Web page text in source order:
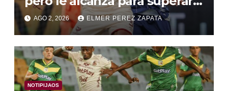
Alianza Valledupar 2 A 1
AGO 2, 2026 ELMER PEREZ ZAPATA
NOTIPIJAOS